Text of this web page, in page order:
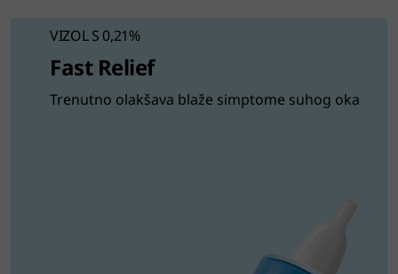
VIZOL S 0,21%
Fast Relief
Trenutno olakšava blaže simptome suhog oka